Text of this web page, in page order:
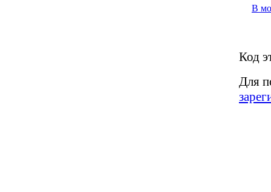
В
Код
Для